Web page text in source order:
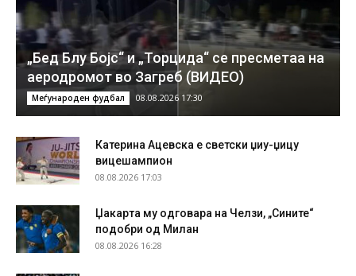
„Бед Блу Бојс“ и „Торцида“ се пресметаа на
аеродромот во Загреб (ВИДЕО)
Меѓународен фудбал 08.08.2026 17:30
Катерина Ацевска е светски џиу-џицу
вицешампион
08.08.2026 17:03
Џакарта му одговара на Челзи, „Сините“
подобри од Милан
08.08.2026 16:28